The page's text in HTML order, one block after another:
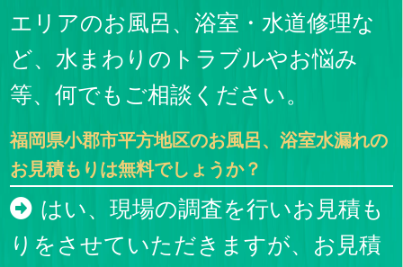
エリアのお風呂、浴室・水道修理な
ど、水まわりのトラブルやお悩み
等、何でもご相談ください。
福岡県小郡市平方地区のお風呂、浴室水漏れの
お見積もりは無料でしょうか？
はい、現場の調査を行いお見積も
りをさせていただきますが、お見積